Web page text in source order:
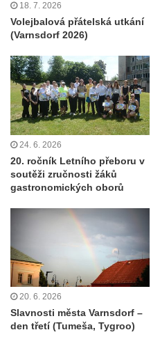
18. 7. 2026
Volejbalová přátelská utkání
(Varnsdorf 2026)
24. 6. 2026
20. ročník Letního přeboru v
soutěži zručnosti žáků
gastronomických oborů
20. 6. 2026
Slavnosti města Varnsdorf –
den třetí (Tumeša, Tygroo)